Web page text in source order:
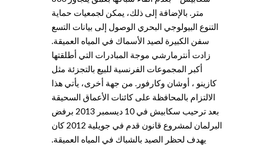
متر. بالإضافة إلى ذلك، يمكن لجمعيات حماية
التنوع البيولوجي البحري الوصول إلى بيانات التسع
سفن الكبيرة لصيد الأسماك في المياه العميقة.
زادت أنترمارشي موجة المبادرات التي أطلقتها
أكبر المجموعات الفرنسية للبيع بالتجزئة مثل
كازينو ، أوشان وكارفور. من جهة أخرى، يأتي هذا
الالتزام بالمحافظة على كائنات الأعماق السحيقة
بعد ترحيب سكابيش في 10 ديسمبر 2013 برفض
البرلمان لمشروع قانون قدم في جويلية 2012 كان
يهدف لحظر الصيد بالشباك في المياه العميقة.